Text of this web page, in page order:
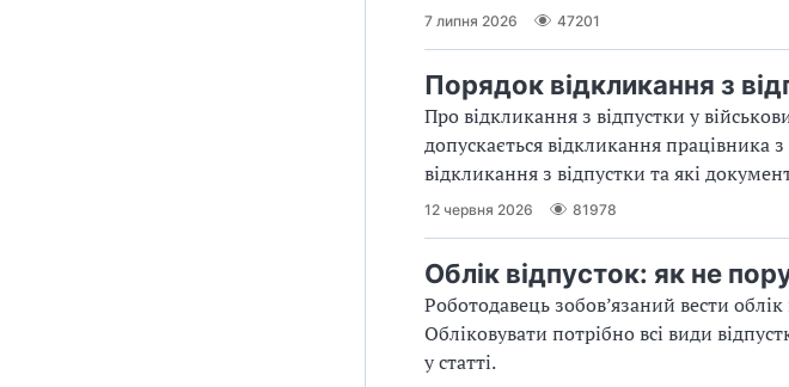
7 липня 2026 47201
Порядок відкликання з
Про відкликання з відпустки у
допускається відкликання працівника
відкликання з відпустки та які
12 червня 2026 81978
Облік відпусток: як не
Роботодавець зобов’язаний вести
Обліковувати потрібно всі види
у статті.